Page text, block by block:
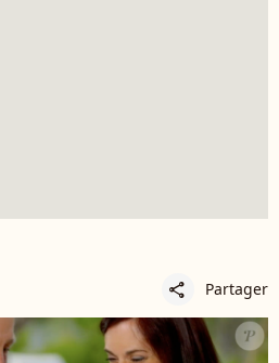
share Partager